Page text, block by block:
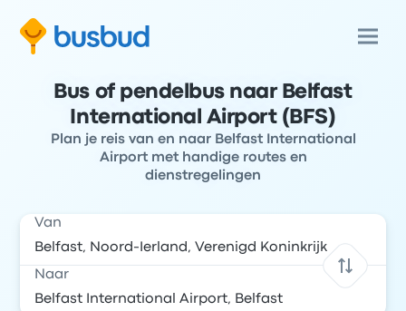
Bus of pendelbus naar Belfast
International Airport (BFS)
Plan je reis van en naar Belfast International
Airport met handige routes en
dienstregelingen
Van
Naar